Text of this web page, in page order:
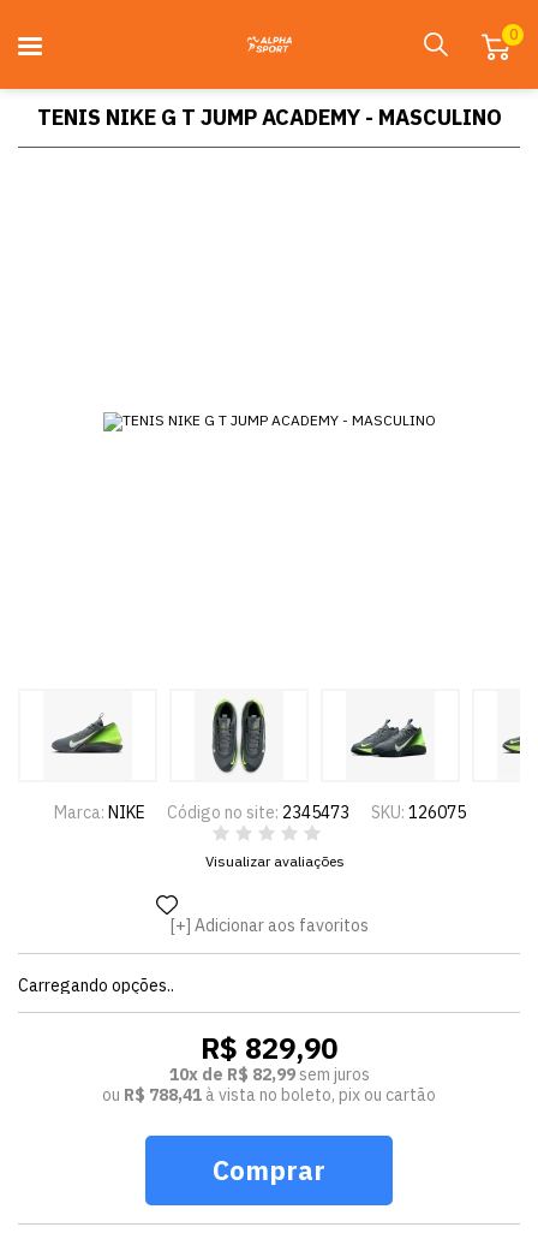
0
TENIS NIKE G T JUMP ACADEMY - MASCULINO
Marca: NIKE Código no site: 2345473 SKU: 126075
Visualizar avaliações
Adicionar aos favoritos
Carregando opções..
R$ 829,90
10x de R$ 82,99sem juros
ou R$ 788,41 à vista no boleto, pix ou cartão
Comprar